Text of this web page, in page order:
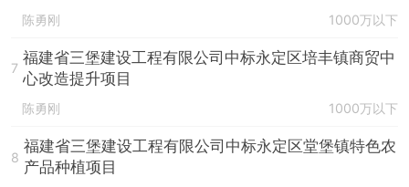
陈勇刚 1000万以下
7
福建省三堡建设工程有限公司中标永定区培丰镇商贸中
心改造提升项目
陈勇刚 1000万以下
8
福建省三堡建设工程有限公司中标永定区堂堡镇特色农
产品种植项目